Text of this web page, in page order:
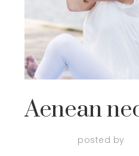
Aenean
posted by